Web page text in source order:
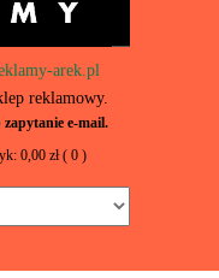
arek.pl
reklamowy.
e-mail.
0,00 zł ( 0 )